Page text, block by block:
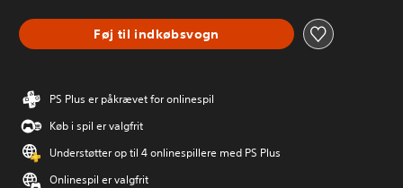
Føj til indkøbsvogn
PS Plus er påkrævet for onlinespil
Køb i spil er valgfrit
Understøtter op til 4 onlinespillere med PS Plus
Onlinespil er valgfrit